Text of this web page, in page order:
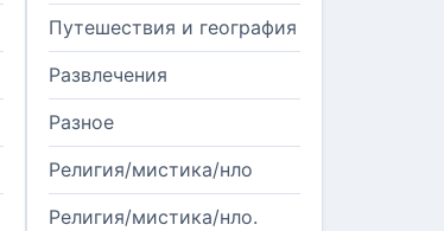
Путешествия и география
Развлечения
Разное
Религия/мистика/нло
Религия/мистика/нло.